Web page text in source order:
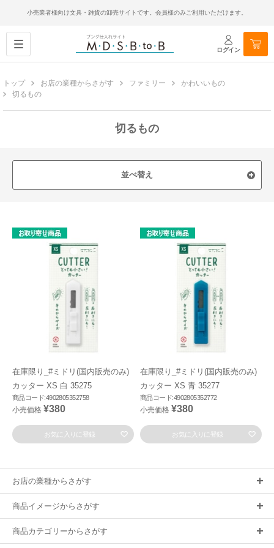
小売業者様向け文具・雑貨の卸売サイトです。会員様のみご利用いただけます。
ログイン
トップ お店の業種からさがす ファミリー
かわいいもの
切るもの
切るもの
並べ替え
在庫限り_#ミドリ(国内販売のみ)
カッター XS 白 35275
商品コード:4902805352758
小売価格 ¥380
お気に入りに登録
在庫限り_#ミドリ(国内販売のみ)
カッター XS 青 35277
商品コード:4902805352772
小売価格 ¥380
お気に入りに登録
お店の業種からさがす
商品イメージからさがす
商品カテゴリーからさがす